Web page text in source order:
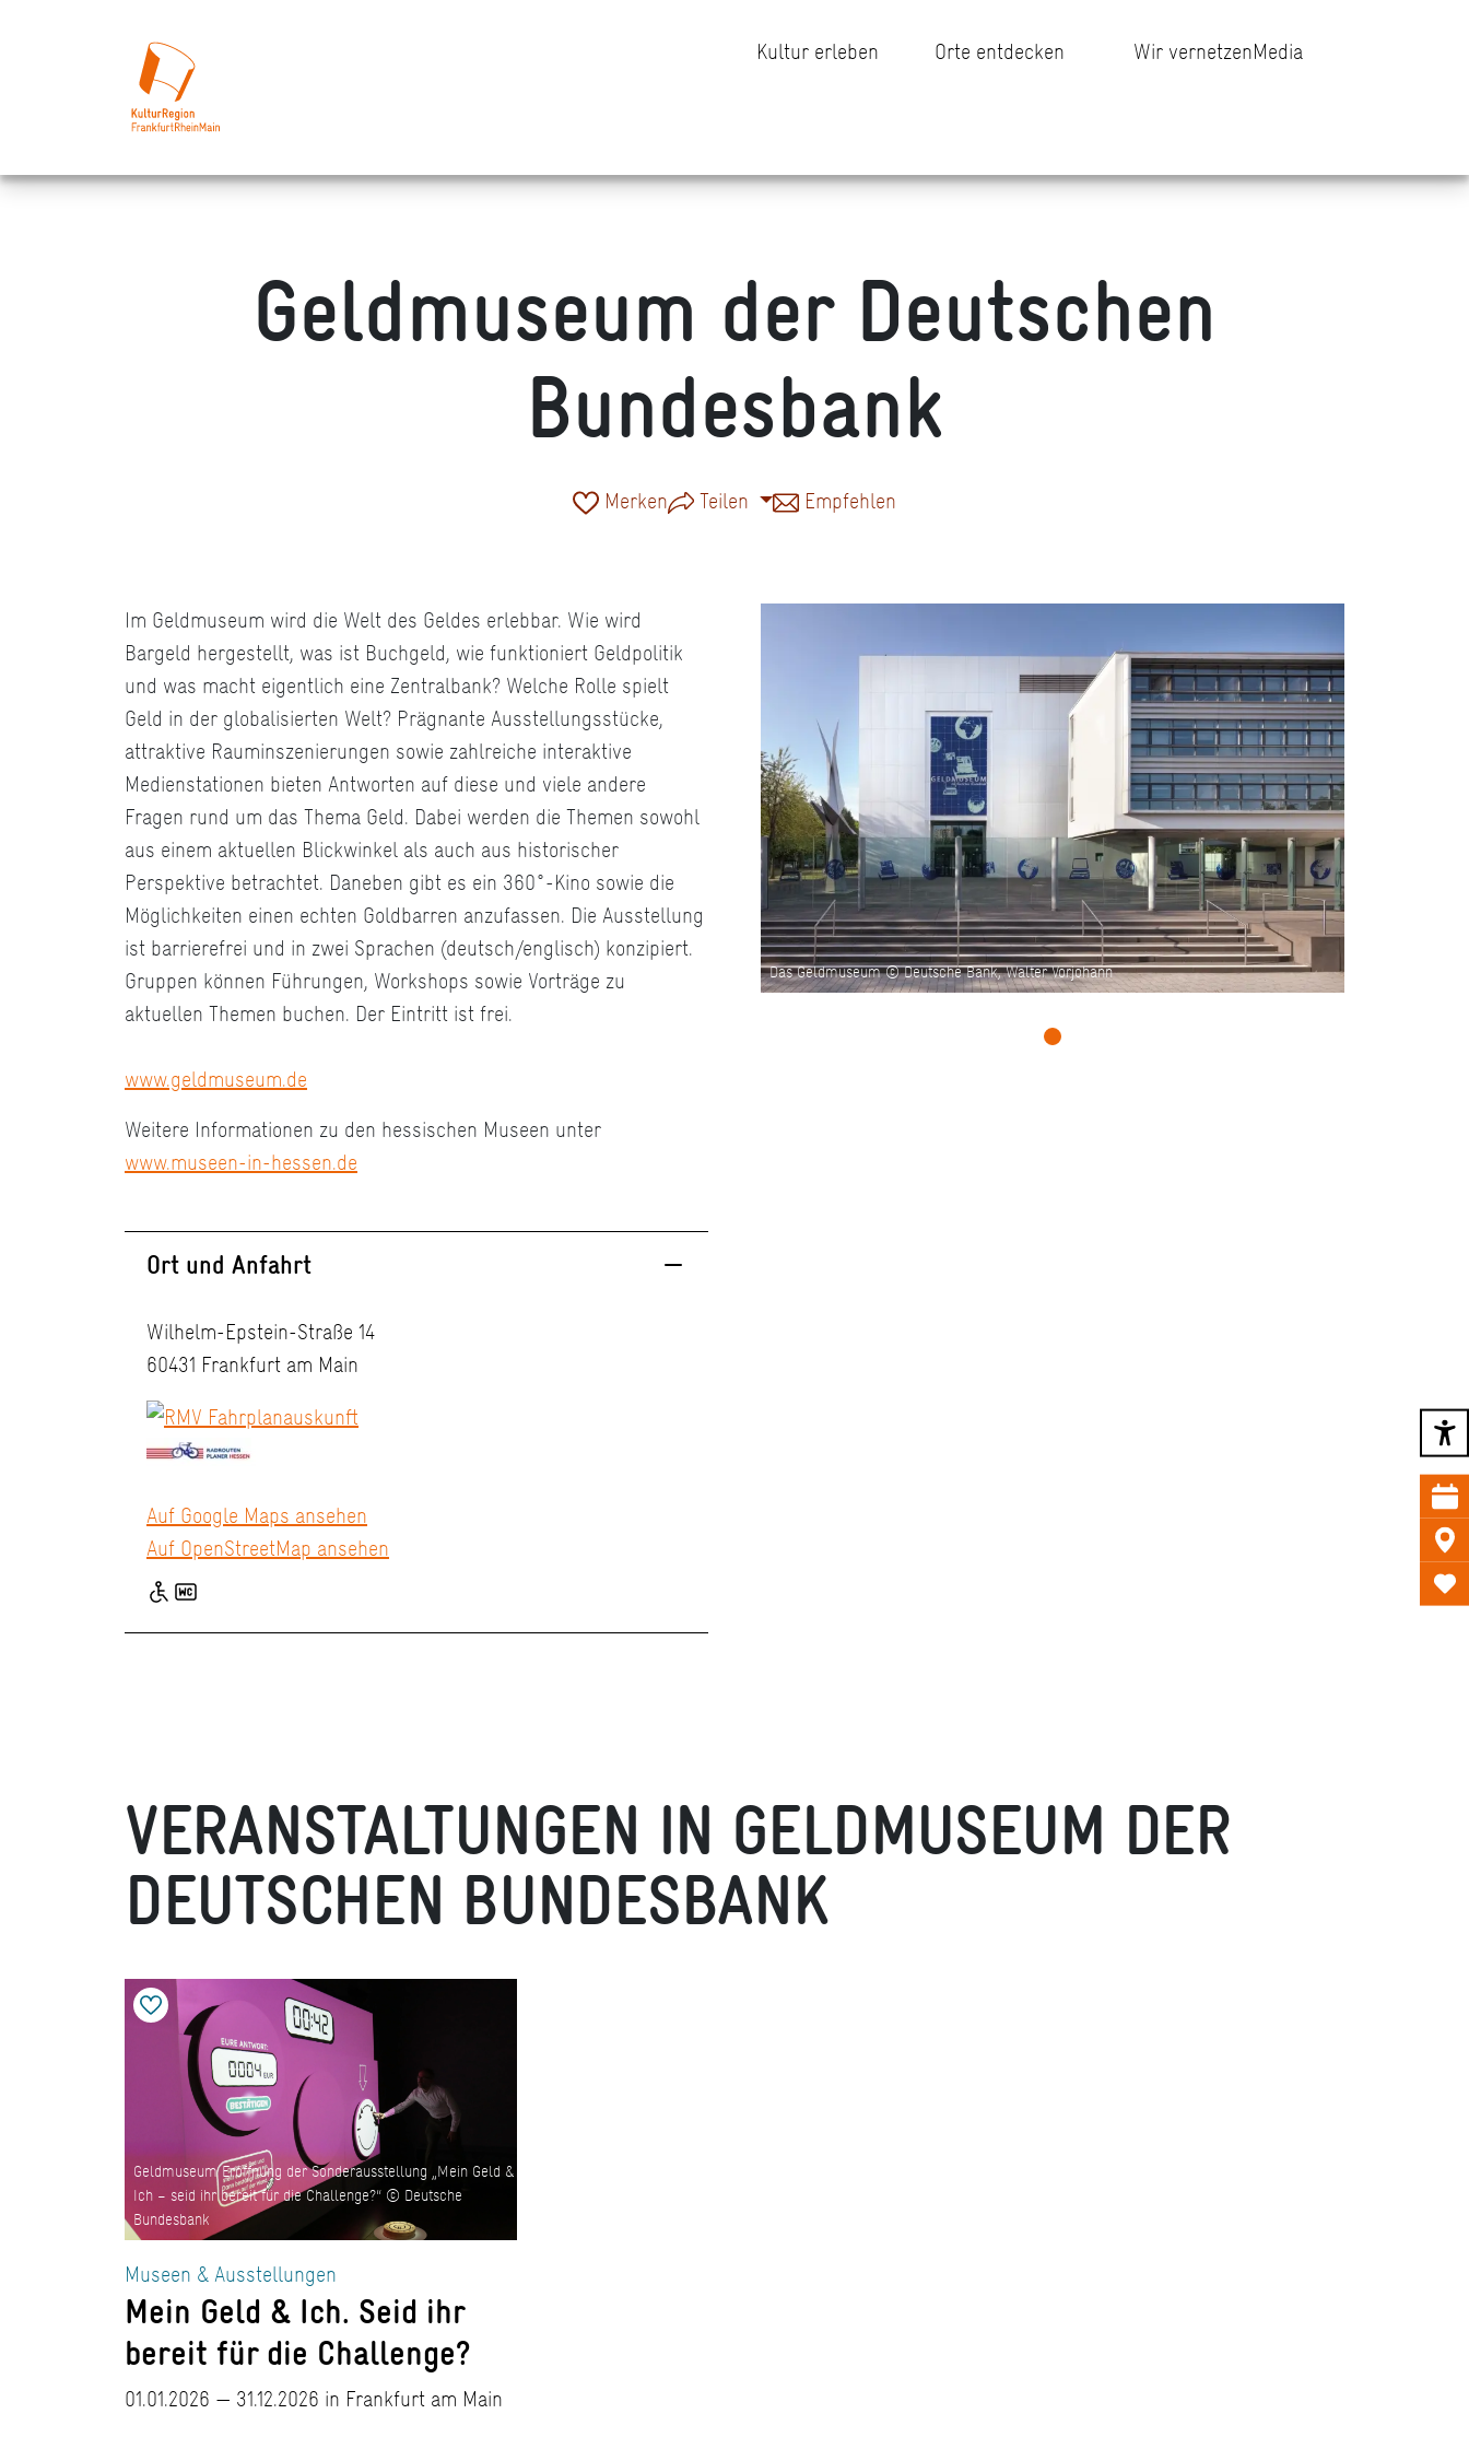
Kultur erleben Orte entdecken Wir vernetzenMedia
Geldmuseum der Deutschen
Bundesbank
Merken Teilen Empfehlen
Im Geldmuseum wird die Welt des Geldes erlebbar. Wie wird
Bargeld hergestellt, was ist Buchgeld, wie funktioniert Geldpolitik
und was macht eigentlich eine Zentralbank? Welche Rolle spielt
Geld in der globalisierten Welt? Prägnante Ausstellungsstücke,
attraktive Rauminszenierungen sowie zahlreiche interaktive
Medienstationen bieten Antworten auf diese und viele andere
Fragen rund um das Thema Geld. Dabei werden die Themen sowohl
aus einem aktuellen Blickwinkel als auch aus historischer
Perspektive betrachtet. Daneben gibt es ein 360°-Kino sowie die
Möglichkeiten einen echten Goldbarren anzufassen. Die Ausstellung
ist barrierefrei und in zwei Sprachen (deutsch/englisch) konzipiert.
Gruppen können Führungen, Workshops sowie Vorträge zu
aktuellen Themen buchen. Der Eintritt ist frei.
www.geldmuseum.de
Weitere Informationen zu den hessischen Museen unter
www.museen-in-hessen.de
Ort und Anfahrt
Wilhelm-Epstein-Straße 14
60431 Frankfurt am Main
Auf Google Maps ansehen
Auf OpenStreetMap ansehen
Das Geldmuseum © Deutsche Bank, Walter Vorjohann
VERANSTALTUNGEN IN GELDMUSEUM DER
DEUTSCHEN BUNDESBANK
Geldmuseum Eröffnung der Sonderausstellung „Mein Geld &
Ich – seid ihr bereit für die Challenge?“ © Deutsche
Bundesbank
Museen & Ausstellungen
Mein Geld & Ich. Seid ihr
bereit für die Challenge?
01.01.2026 — 31.12.2026 in Frankfurt am Main